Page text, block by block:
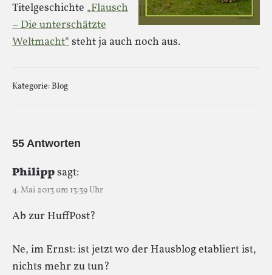
Titelgeschichte „Flausch
– Die unterschätzte
Weltmacht“steht ja auch noch aus.
Kategorie:Blog
55 Antworten
Philippsagt:
4. Mai 2013 um 13:39 Uhr
Ab zur HuffPost?
Ne, im Ernst: ist jetzt wo der Hausblog etabliert ist,
nichts mehr zu tun?